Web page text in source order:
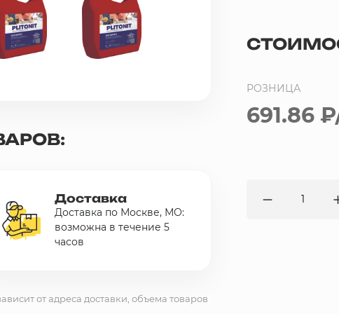
Доставка
Доставка по Москве, МО:
возможна в течение 5
часов
от адреса доставки, объема товаров
РОЗНИЦА
691.86 ₽